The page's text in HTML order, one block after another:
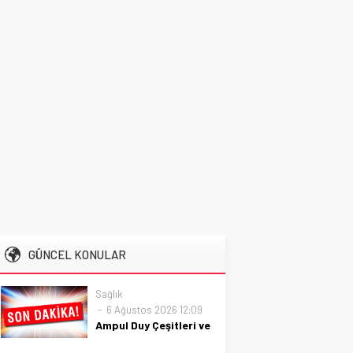
GÜNCEL KONULAR
Sağlık
6 Ağustos 2026 12:09
Ampul Duy Çeşitleri ve